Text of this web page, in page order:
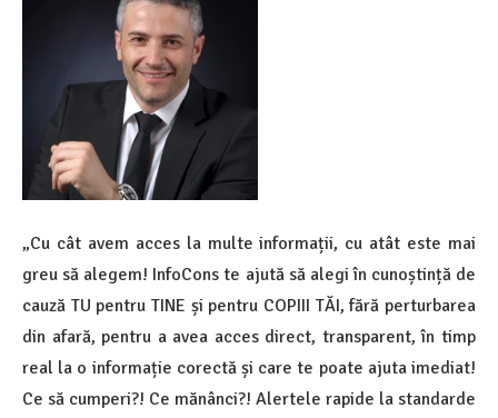
„Cu cât avem acces la multe informații, cu atât este mai
greu să alegem! InfoCons te ajută să alegi în cunoștință de
cauză TU pentru TINE și pentru COPIII TĂI, fără perturbarea
din afară, pentru a avea acces direct, transparent, în timp
real la o informație corectă și care te poate ajuta imediat!
Ce să cumperi?! Ce mănânci?! Alertele rapide la standarde